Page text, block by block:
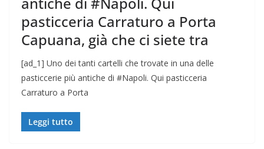
pasticceria Carraturo a Porta
Capuana, già che ci siete tra
[ad_1] Uno dei tanti cartelli che trovate in una delle
pasticcerie più antiche di #Napoli. Qui pasticceria
Carraturo a Porta
Leggi tutto